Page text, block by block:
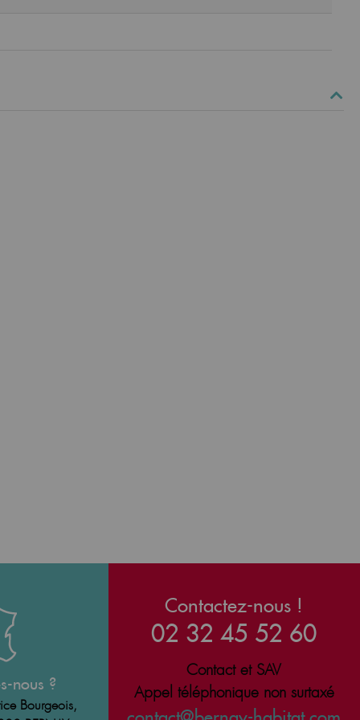
nous ?
Bourgeois,
Contactez-nous !
02 32 45 52 60
Contact et SAV
Appel téléphonique non surtaxé